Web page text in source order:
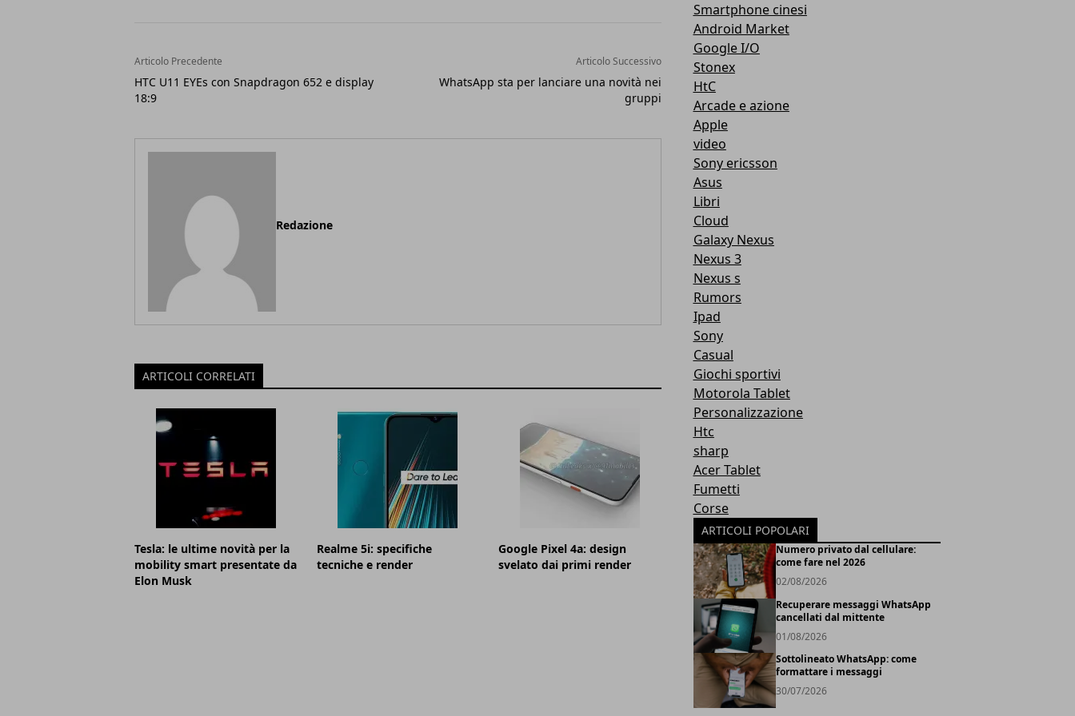
Articolo Precedente
HTC U11 EYEs con Snapdragon 652 e display
18:9
Articolo Successivo
WhatsApp sta per lanciare una novità nei
gruppi
Redazione
ARTICOLI CORRELATI
Tesla: le ultime novità per la
mobility smart presentate da
Elon Musk
Realme 5i: specifiche
tecniche e render
Google Pixel 4a: design
svelato dai primi render
Smartphone cinesi
Android Market
Google I/O
Stonex
HtC
Arcade e azione
Apple
video
Sony ericsson
Asus
Libri
Cloud
Galaxy Nexus
Nexus 3
Nexus s
Rumors
Ipad
Sony
Casual
Giochi sportivi
Motorola Tablet
Personalizzazione
Htc
sharp
Acer Tablet
Fumetti
Corse
ARTICOLI POPOLARI
Numero privato dal cellulare:
come fare nel 2026
02/08/2026
Recuperare messaggi WhatsApp
cancellati dal mittente
01/08/2026
Sottolineato WhatsApp: come
formattare i messaggi
30/07/2026